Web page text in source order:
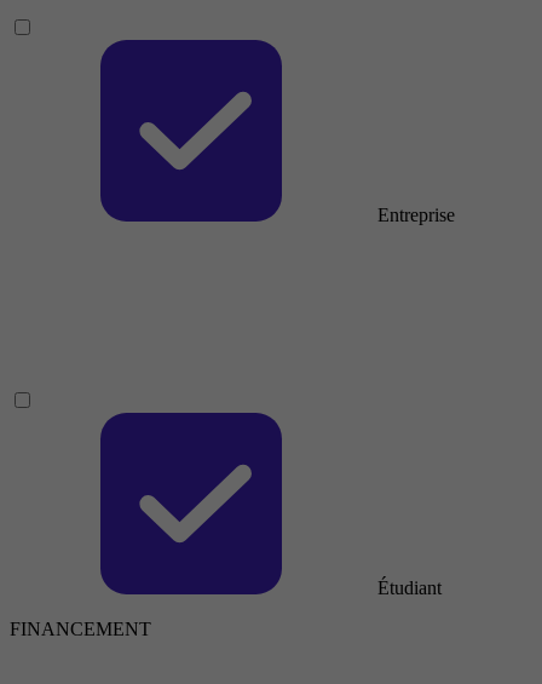
Entreprise
Étudiant
FINANCEMENT